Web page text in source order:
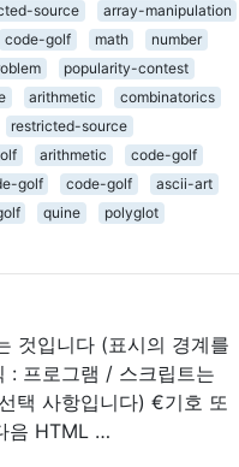
source
array-manipulation
code-golf math
number
popularity-contest
arithmetic
combinatorics
restricted-source
arithmetic
code-golf
golf code-golf
ascii-art
quine
polyglot
것입니다 (표시의 경계를
프로그램 / 스크립트는
택 사항입니다) €기호 또
음 HTML …